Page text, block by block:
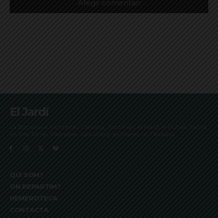
El Jardí
La Bonanova, Monterols, Galvany, Turó Parc, el Farró, el Putxet, Sarrià,
les Tres Torres, Pedralbes, Vallvidrera, les Planes i el Tibidabo
QUI SOM?
ON REPARTIM?
HEMEROTECA
CONTACTA